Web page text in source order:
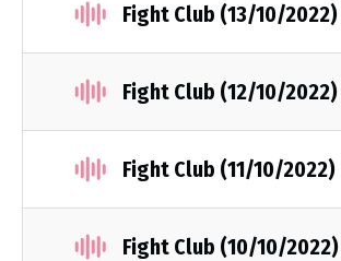
Fight Club (13/10/2022)
Fight Club (12/10/2022)
Fight Club (11/10/2022)
Fight Club (10/10/2022)